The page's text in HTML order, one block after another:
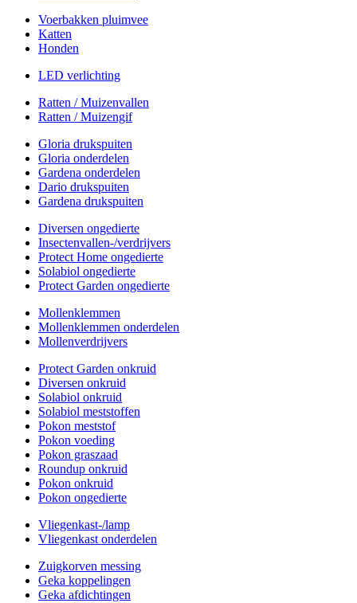
Voerbakken pluimvee
Katten
Honden
LED verlichting
Ratten / Muizenvallen
Ratten / Muizengif
Gloria drukspuiten
Gloria onderdelen
Gardena onderdelen
Dario drukspuiten
Gardena drukspuiten
Diversen ongedierte
Insectenvallen-/verdrijvers
Protect Home ongedierte
Solabiol ongedierte
Protect Garden ongedierte
Mollenklemmen
Mollenklemmen onderdelen
Mollenverdrijvers
Protect Garden onkruid
Diversen onkruid
Solabiol onkruid
Solabiol meststoffen
Pokon meststof
Pokon voeding
Pokon graszaad
Roundup onkruid
Pokon onkruid
Pokon ongedierte
Vliegenkast-/lamp
Vliegenkast onderdelen
Zuigkorven messing
Geka koppelingen
Geka afdichtingen